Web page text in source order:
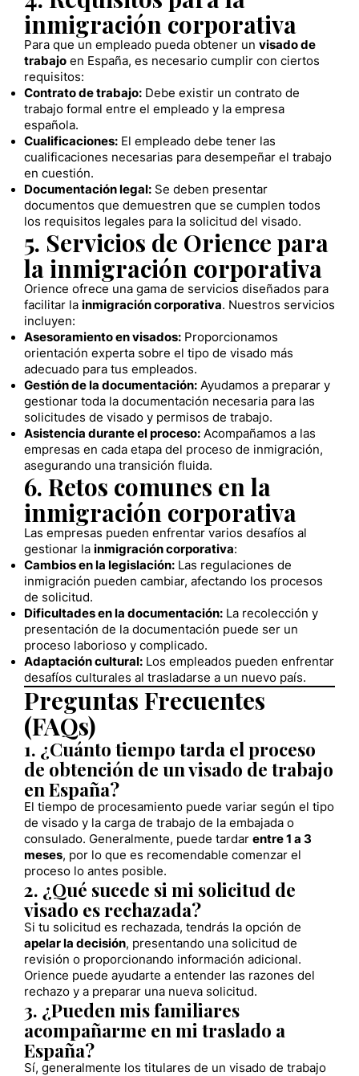
inmigración corporativa
Para que un empleado pueda obtener un visado de
trabajo en España, es necesario cumplir con ciertos
requisitos:
Contrato de trabajo: Debe existir un contrato de
trabajo formal entre el empleado y la empresa
española.
Cualificaciones: El empleado debe tener las
cualificaciones necesarias para desempeñar el trabajo
en cuestión.
Documentación legal: Se deben presentar
documentos que demuestren que se cumplen todos
los requisitos legales para la solicitud del visado.
5. Servicios de Orience para
la inmigración corporativa
Orience ofrece una gama de servicios diseñados para
facilitar la inmigración corporativa. Nuestros servicios
incluyen:
Asesoramiento en visados: Proporcionamos
orientación experta sobre el tipo de visado más
adecuado para tus empleados.
Gestión de la documentación: Ayudamos a preparar y
gestionar toda la documentación necesaria para las
solicitudes de visado y permisos de trabajo.
Asistencia durante el proceso: Acompañamos a las
empresas en cada etapa del proceso de inmigración,
asegurando una transición fluida.
6. Retos comunes en la
inmigración corporativa
Las empresas pueden enfrentar varios desafíos al
gestionar la inmigración corporativa:
Cambios en la legislación: Las regulaciones de
inmigración pueden cambiar, afectando los procesos
de solicitud.
Dificultades en la documentación: La recolección y
presentación de la documentación puede ser un
proceso laborioso y complicado.
Adaptación cultural: Los empleados pueden enfrentar
desafíos culturales al trasladarse a un nuevo país.
Preguntas Frecuentes
(FAQs)
1. ¿Cuánto tiempo tarda el proceso
de obtención de un visado de trabajo
en España?
El tiempo de procesamiento puede variar según el tipo
de visado y la carga de trabajo de la embajada o
consulado. Generalmente, puede tardar entre 1 a 3
meses, por lo que es recomendable comenzar el
proceso lo antes posible.
2. ¿Qué sucede si mi solicitud de
visado es rechazada?
Si tu solicitud es rechazada, tendrás la opción de
apelar la decisión, presentando una solicitud de
revisión o proporcionando información adicional.
Orience puede ayudarte a entender las razones del
rechazo y a preparar una nueva solicitud.
3. ¿Pueden mis familiares
acompañarme en mi traslado a
España?
Sí, generalmente los titulares de un visado de trabajo